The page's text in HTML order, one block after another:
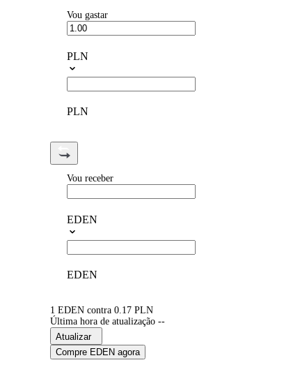
Vou gastar
PLN
PLN
Vou receber
EDEN
EDEN
1 EDEN contra 0.17 PLN
Última hora de atualização --
Atualizar
Compre EDEN agora